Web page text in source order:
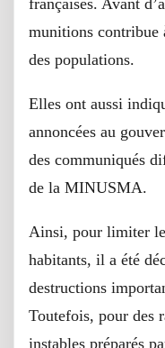
munitions contribue
des populations.
Elles ont aussi
annoncées au
des communiqués
de la MINUSMA.
Ainsi, pour limiter
habitants, il a été
destructions
Toutefois, pour des
instables préparés